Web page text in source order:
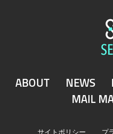
ABOUT NEWS
MAIL
サイトポリシー プ